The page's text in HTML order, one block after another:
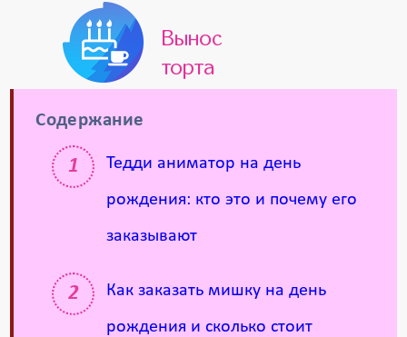
Вынос
торта
Содержание
Тедди аниматор на день
рождения: кто это и почему его
заказывают
Как заказать мишку на день
рождения и сколько стоит